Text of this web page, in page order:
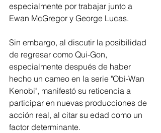
especialmente por trabajar junto a
Ewan McGregor y George Lucas.
Sin embargo, al discutir la posibilidad
de regresar como Qui-Gon,
especialmente después de haber
hecho un cameo en la serie "Obi-Wan
Kenobi", manifestó su reticencia a
participar en nuevas producciones de
acción real, al citar su edad como un
factor determinante.